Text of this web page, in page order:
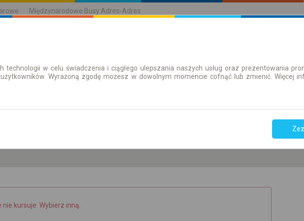
Międzynarodowe Busy Adres-Adres
| Bilety Bilety okresowe
przesiadek
Tylko bilet
nie kursuje. Wybierz inną.
technologii w celu świadczenia i ciągłego ulepszania naszych usług oraz prezentowania
Wyrażoną zgodę możesz w dowolnym momencie cofnąć lub zmienić. Więcej